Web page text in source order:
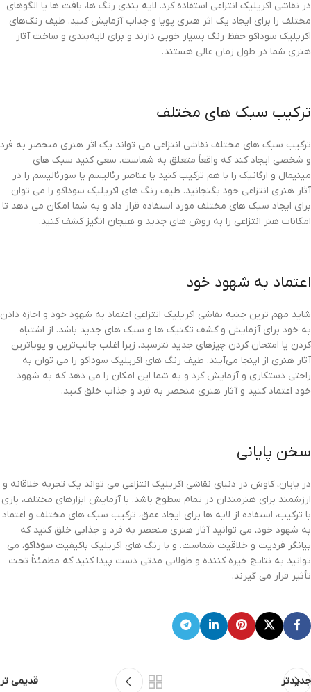
در نقاشی اکریلیک انتزاعی استفاده کرد. لایه بندی رنگ ها، بافت ها یا الگوهای
مختلف را برای ایجاد یک اثر هنری پویا و جذاب آزمایش کنید. طیف رنگ‌های
اکریلیک سوداکو حفظ رنگ بسیار خوبی دارند و برای لایه‌بندی و ساخت آثار
هنری شما در طول زمان عالی هستند.
ترکیب سبک های مختلف
ترکیب سبک های مختلف نقاشی انتزاعی می تواند یک اثر هنری منحصر به فرد
و شخصی ایجاد کند که واقعاً متعلق به شماست. سعی کنید سبک های
مینیمال و ارگانیک را با هم ترکیب کنید یا عناصر رئالیسم یا سورئالیسم را در
آثار هنری انتزاعی خود بگنجانید. طیف رنگ های اکریلیک سوداکو را می توان
برای ایجاد سبک های مختلف مورد استفاده قرار داد و به شما امکان می دهد تا
امکانات هنر انتزاعی را به روش های جدید و هیجان انگیز کشف کنید.
اعتماد به شهود خود
شاید مهم ترین جنبه نقاشی اکریلیک انتزاعی اعتماد به شهود خود و اجازه دادن
به خود برای آزمایش و کشف تکنیک ها و سبک های جدید باشد. از اشتباه
کردن یا امتحان کردن چیزهای جدید نترسید، زیرا اغلب جالب‌ترین و پویاترین
آثار هنری از اینجا می‌آیند. طیف رنگ های اکریلیک سوداکو را می توان به
راحتی دستکاری و آزمایش کرد و به شما این امکان را می دهد که به شهود
خود اعتماد کنید و آثار هنری منحصر به فرد و جذاب خلق کنید.
سخن پایانی
در پایان، کاوش در دنیای نقاشی اکریلیک انتزاعی می تواند یک تجربه خلاقانه و
ارزشمند برای هنرمندان در تمام سطوح باشد. با آزمایش ابزارهای مختلف، بازی
با ترکیب، استفاده از لایه ها برای ایجاد عمق، ترکیب سبک های مختلف و اعتماد
به شهود خود، می توانید آثار هنری منحصر به فرد و جذابی خلق کنید که
بیانگر فردیت و خلاقیت شماست. و با رنگ های اکریلیک باکیفیت سوداکو، می
توانید به نتایج خیره کننده و طولانی مدتی دست پیدا کنید که مطمئناً تحت
تأثیر قرار می گیرند.
جدیدتر قدیمی تر